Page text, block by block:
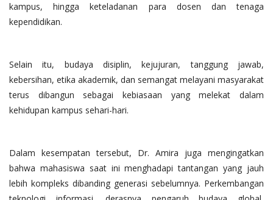
kampus, hingga keteladanan para dosen dan tenaga
kependidikan.
Selain itu, budaya disiplin, kejujuran, tanggung jawab,
kebersihan, etika akademik, dan semangat melayani masyarakat
terus dibangun sebagai kebiasaan yang melekat dalam
kehidupan kampus sehari-hari.
Dalam kesempatan tersebut, Dr. Amira juga mengingatkan
bahwa mahasiswa saat ini menghadapi tantangan yang jauh
lebih kompleks dibanding generasi sebelumnya. Perkembangan